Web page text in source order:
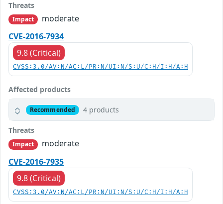
Threats
Impact
moderate
CVE-2016-7934
9.8 (Critical)
CVSS:3.0/AV:N/AC:L/PR:N/UI:N/S:U/C:H/I:H/A:H
Affected products
Recommended 4 products
Threats
Impact
moderate
CVE-2016-7935
9.8 (Critical)
CVSS:3.0/AV:N/AC:L/PR:N/UI:N/S:U/C:H/I:H/A:H